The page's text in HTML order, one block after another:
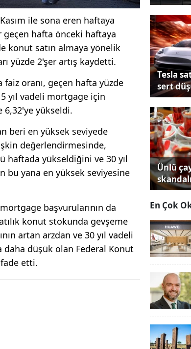
ile sona eren haftaya
hafta önceki haftaya
konut satın almaya yönelik
yüzde 2'şer artış kaydetti.
oranı, geçen hafta yüzde
yıl vadeli mortgage için
6,32'ye yükseldi.
beri en yüksek seviyede
değerlendirmesinde,
haftada yükseldiğini ve 30 yıl
bu yana en yüksek seviyesine
başvurularının da
konut stokunda gevşeme
artan arzdan ve 30 yıl vadeli
daha düşük olan Federal Konut
etti.
Tesla
sert
Ünlü
En Çok